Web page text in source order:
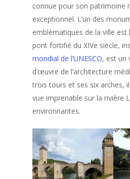
connue pour son patrimoine
exceptionnel. L’un des
emblématiques de la ville est
pont fortifié du XIVe siècle,
mondial de l’UNESCO, est un
d’œuvre de l’architecture
trois tours et ses six arches,
vue imprenable sur la rivière
environnantes.